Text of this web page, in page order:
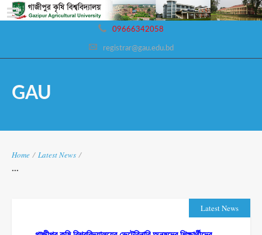
09666342058
registrar@gau.edu.bd
GAU
Home / Latest News /
...
Latest News